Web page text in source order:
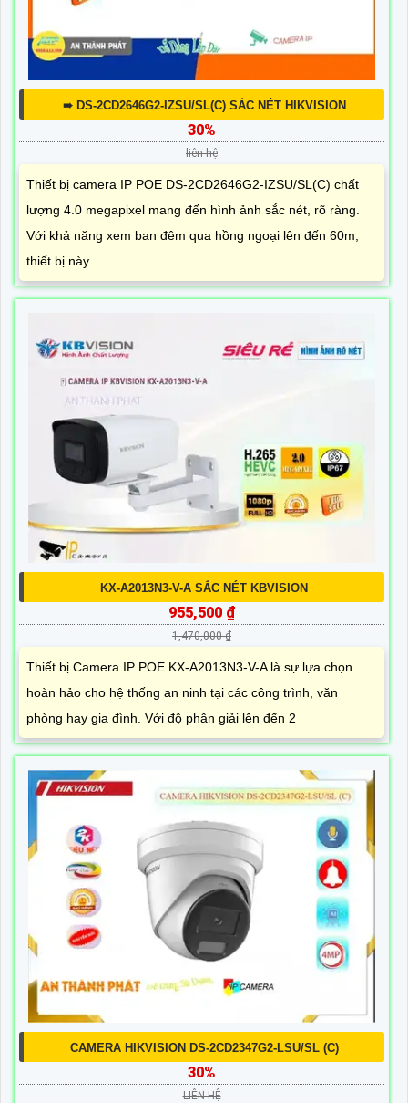
➠ DS-2CD2646G2-IZSU/SL(C) SẮC NÉT HIKVISION
30%
liên hệ
Thiết bị camera IP POE DS-2CD2646G2-IZSU/SL(C) chất
lượng 4.0 megapixel mang đến hình ảnh sắc nét, rõ ràng.
Với khả năng xem ban đêm qua hồng ngoại lên đến 60m,
thiết bị này...
KX-A2013N3-V-A SẮC NÉT KBVISION
955,500 ₫
1,470,000 ₫
Thiết bị Camera IP POE KX-A2013N3-V-A là sự lựa chọn
hoàn hảo cho hệ thống an ninh tại các công trình, văn
phòng hay gia đình. Với độ phân giải lên đến 2
CAMERA HIKVISION DS-2CD2347G2-LSU/SL (C)
30%
LIÊN HỆ